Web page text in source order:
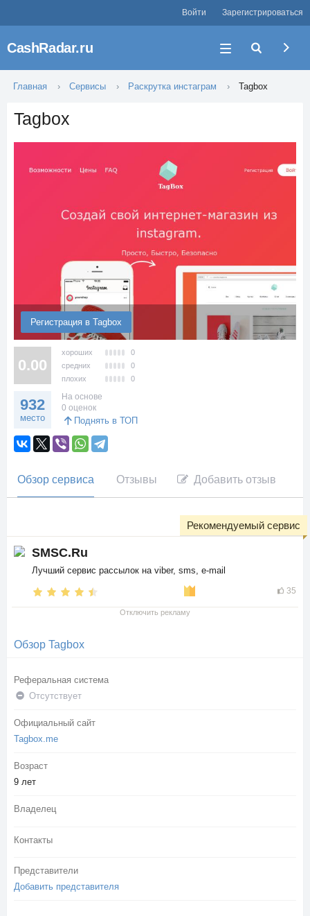
Войти Зарегистрироваться
CashRadar.ru
Главная Сервисы Раскрутка инстаграм Tagbox
Tagbox
Регистрация в Tagbox
0.00
хороших
0
средних
0
плохих
0
932
место
На основе
0 оценок
Поднять в ТОП
Обзор сервиса Отзывы Добавить отзыв
SMSC.Ru
Лучший сервис рассылок на viber, sms, e-mail
35
Рекомендуемый сервис
Отключить рекламу
Обзор Tagbox
Реферальная система
Отсутствует
Официальный сайт
Tagbox.me
Возраст
9 лет
Владелец
Контакты
Представители
Добавить представителя